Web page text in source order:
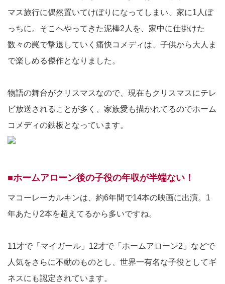
マス旅行に偶然置いてけぼりになってしまい、家に1人ぼ
っちに。そこへやってきた泥棒2人を、家中に仕掛けた
数々の罠で撃退していく痛快コメディは、子供から大人ま
で楽しめる傑作となりました。
物語の舞台がクリスマスなので、現在もクリスマスにテレ
ビ放送されることが多く、家族愛も描かれてるのでホーム
コメディの鉄板となっています。
■ホームアローン後の子役の年収が半端ない！
マコーレーカルキンは、約6年間で14本の映画に出演。1
年あたり2本を超えてるから多いですね。
11才で「マイガール」12才で「ホームアローン2」などで
人気をさらに不動のものとし、世界一有名な子役としてギ
ネスにも認定されています。